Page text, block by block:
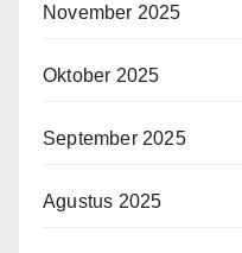
November 2025
Oktober 2025
September 2025
Agustus 2025